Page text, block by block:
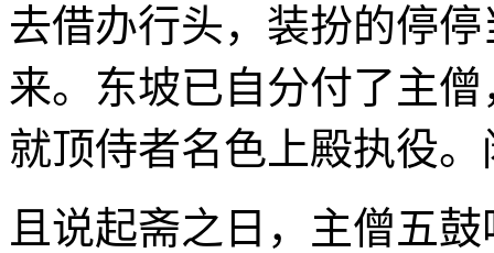
去借办行头，装扮的停
来。东坡已自分付了主
就顶侍者名色上殿执役
且说起斋之日，主僧五